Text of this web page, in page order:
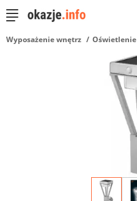
Wyposażenie wnętrz Oświetlenie